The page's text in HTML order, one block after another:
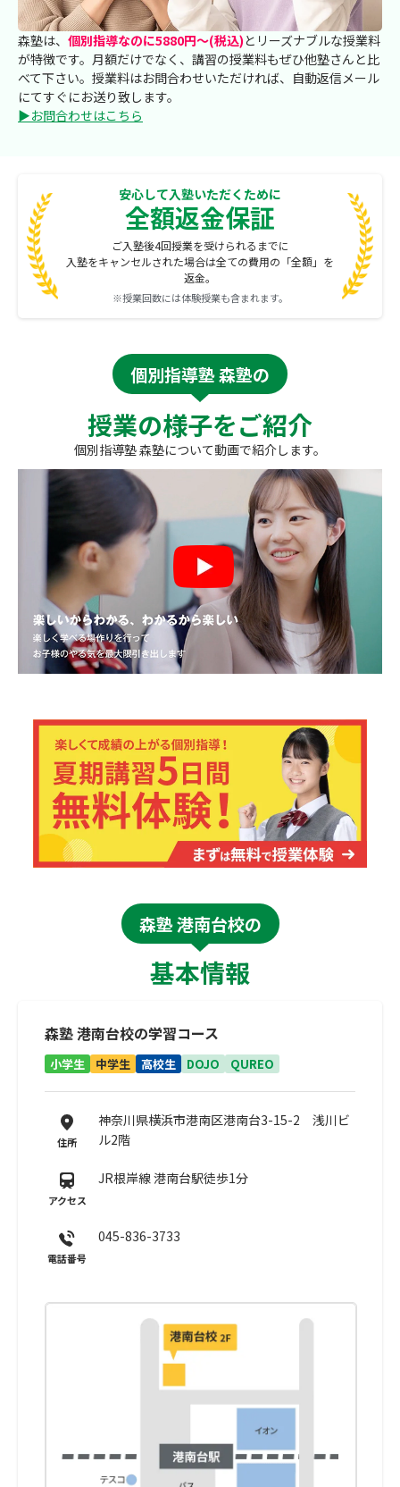
森塾は、 個別指導なのに5880円～(税込)とリーズナブルな授業料
が特徴です。月額だけでなく、講習の授業料もぜひ他塾さんと比
べて下さい。授業料はお問合わせいただければ、自動返信メール
にてすぐにお送り致します。
▶お問合わせはこちら
安心して入塾いただくために
全額返金保証
ご入塾後4回授業を受けられるまでに
入塾をキャンセルされた場合は全ての費用の「全額」を
返金。
※授業回数には体験授業も含まれます。
個別指導塾 森塾の
授業の様子をご紹介
個別指導塾 森塾について動画で紹介します。
森塾 港南台校の
基本情報
森塾 港南台校の学習コース
小学生 中学生 高校生 DOJO QUREO
住所
神奈川県横浜市港南区港南台3-15-2 浅川ビ
ル2階
アクセス
JR根岸線 港南台駅徒歩1分
電話番号
045-836-3733